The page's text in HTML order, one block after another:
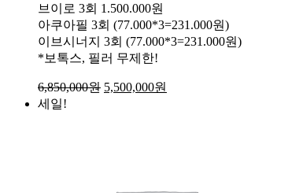
브이로 3회 1.500.000원
아쿠아필 3회 (77.000*3=231.000원)
이브시너지 3회 (77.000*3=231.000원)
*보톡스, 필러 무제한!
6,850,000원 5,500,000원
세일!